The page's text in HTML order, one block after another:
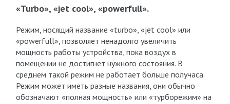
«Turbo», «jet cool», «powerfull».
Режим, носящий название «turbo», «jet cool» или
«powerfull», позволяет ненадолго увеличить
мощность работы устройства, пока воздух в
помещении не достигнет нужного состояния. В
среднем такой режим не работает больше получаса.
Режим может иметь разные названия, они обычно
обозначают «полная мощность» или «турборежим» на